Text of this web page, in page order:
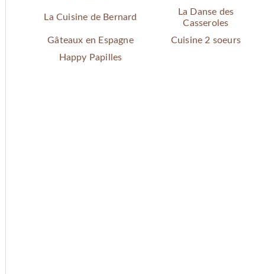
La Cuisine de Bernard
La Danse des
Casseroles
Gâteaux en Espagne
Cuisine 2 soeurs
Happy Papilles